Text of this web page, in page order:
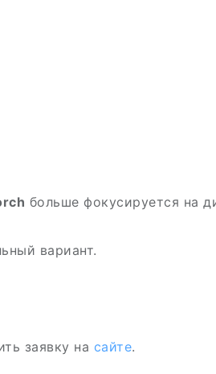
больше фокусируется на
вариант.
заявку на сайте.